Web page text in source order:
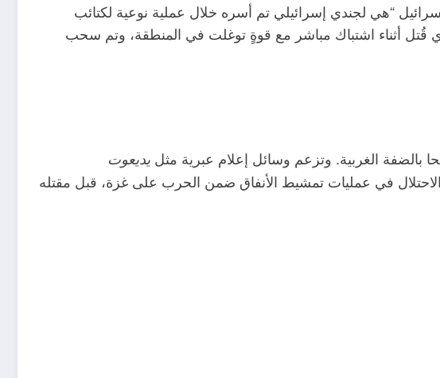
“هي لجندي إسرائيلي تم أسره خلال عملية نوعية لكتائب
أن الجندي قُتل أثناء اشتباك مباشر مع قوةٍ توغلت في المنطقة، وتم سحب
بالضفة الغربية. وتزعم وسائل إعلام عبرية مثل يديعوت
في عمليات تمشيط الأنفاق ضمن الحرب على غزة، قبل مقتله